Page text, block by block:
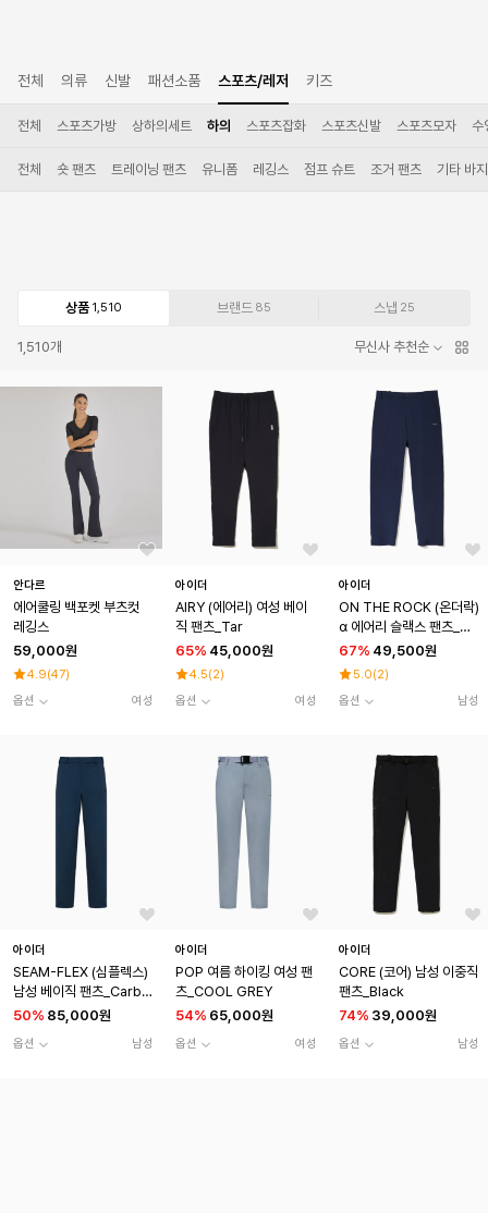
전체 의류 신발 패션소품 스포츠/레저 키즈
전체 스포츠가방 상하의세트 하의 스포츠잡화 스포츠신발 스포츠모자 수
전체 숏 팬츠 트레이닝 팬츠 유니폼 레깅스 점프 슈트 조거 팬츠 기타 바지
상품 1,510 브랜드 85 스냅 25
1,510개 무신사 추천순
안다르
에어쿨링 백포켓 부츠컷
레깅스
59,000원
4.9(47)
옵션
여성
아이더
AIRY (에어리) 여성 베이
직 팬츠_Tar
65% 45,000원
4.5(2)
옵션
여성
아이더
ON THE ROCK (온더락)
α 에어리 슬랙스 팬츠_Na
vy
67% 49,500원
5.0(2)
옵션
남성
아이더
SEAM-FLEX (심플렉스)
남성 베이직 팬츠_Carbo
n Blue
50% 85,000원
옵션 남성
아이더
POP 여름 하이킹 여성 팬
츠_COOL GREY
54% 65,000원
옵션 여성
아이더
CORE (코어) 남성 이중직
팬츠_Black
74% 39,000원
옵션 남성